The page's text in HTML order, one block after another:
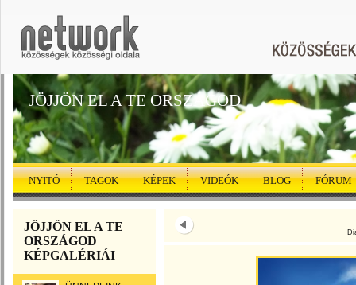
JÖJJÖN EL A TE ORSZÁGOD
NYITÓ TAGOK KÉPEK VIDEÓK BLOG FÓRUM
JÖJJÖN EL A TE
ORSZÁGOD
KÉPGALÉRIÁI